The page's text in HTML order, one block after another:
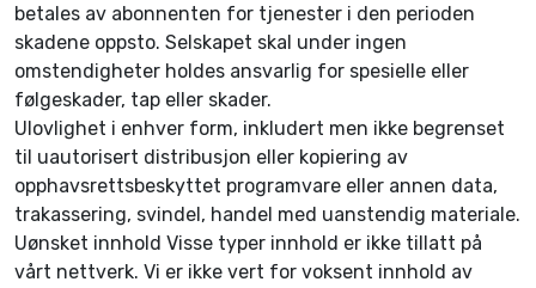
betales av abonnenten for tjenester i den perioden
skadene oppsto. Selskapet skal under ingen
omstendigheter holdes ansvarlig for spesielle eller
følgeskader, tap eller skader.
Ulovlighet i enhver form, inkludert men ikke begrenset
til uautorisert distribusjon eller kopiering av
opphavsrettsbeskyttet programvare eller annen data,
trakassering, svindel, handel med uanstendig materiale.
Uønsket innhold Visse typer innhold er ikke tillatt på
vårt nettverk. Vi er ikke vert for voksent innhold av